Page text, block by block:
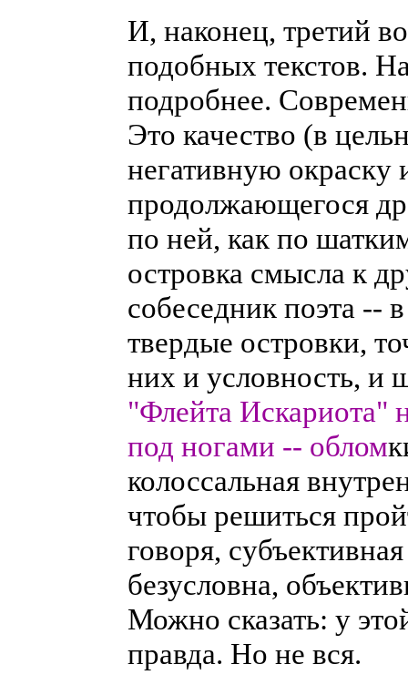
И, наконец, третий
подобных текстов.
подробнее.
Это качество (в
негативную окраску
продолжающегося
по ней, как по
островка смысла к
собеседник поэта --
твердые островки,
них и условность, и
"Флейта Искариота"
под ногами -- облом
колоссальная
чтобы решиться
говоря,
безусловна,
Можно сказать: у
правда. Но не вся.